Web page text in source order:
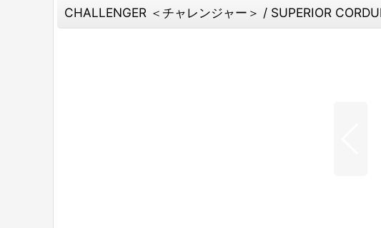
CHALLENGER ＜チャレンジャー＞ / SUPERIOR